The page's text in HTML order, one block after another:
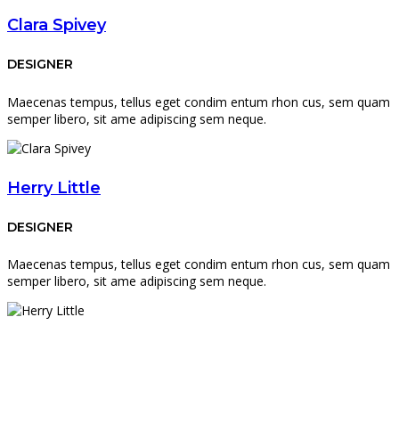
Clara Spivey
DESIGNER
Maecenas tempus, tellus eget condim entum rhon cus, sem quam
semper libero, sit ame adipiscing sem neque.
Herry Little
DESIGNER
Maecenas tempus, tellus eget condim entum rhon cus, sem quam
semper libero, sit ame adipiscing sem neque.